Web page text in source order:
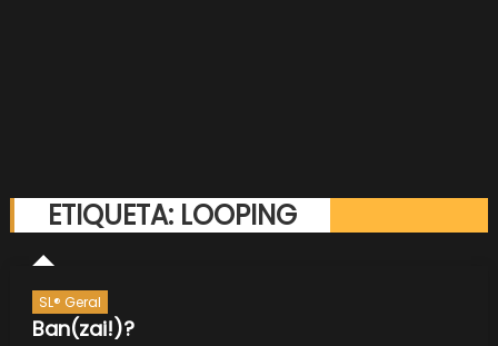
ETIQUETA: LOOPING
SL® Geral
Ban(zai!)?